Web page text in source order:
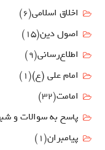
اخلاق اسلامی(6)
اصول دين(15)
اطلاع‌رسانی(9)
امام علي (ع)(1)
امامت(32)
پاسخ به سوالات و
پیامبران(1)